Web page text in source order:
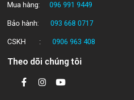
Mua hàng: 096 991 9449
Bảo hành: 093 668 0717
CSKH : 0906 963 408
Theo dõi chúng tôi